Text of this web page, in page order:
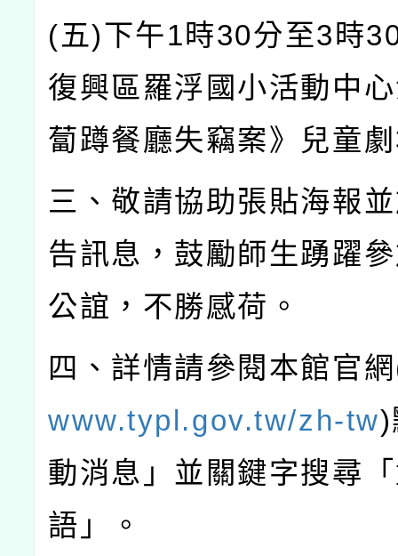
(五)下午1時30分至3 時
復興區羅浮國小活動中
蔔蹲餐廳失竊案》兒童
三、敬請協助張貼海報
告訊息，鼓勵師生踴躍
公誼，不勝感荷。
四、詳情請參閱本館官網
www.typl.gov.tw/zh-tw)
動消息」並關鍵字搜尋
語」。